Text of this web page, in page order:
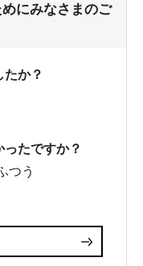
にみなさまのご
たか？
たですか？
つう